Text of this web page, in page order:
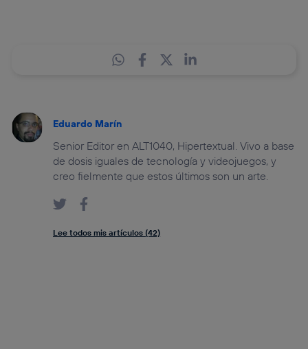
Eduardo Marín
Senior Editor en ALT1040, Hipertextual. Vivo a base
de dosis iguales de tecnología y videojuegos, y
creo fielmente que estos últimos son un arte.
Lee todos mis artículos (42)